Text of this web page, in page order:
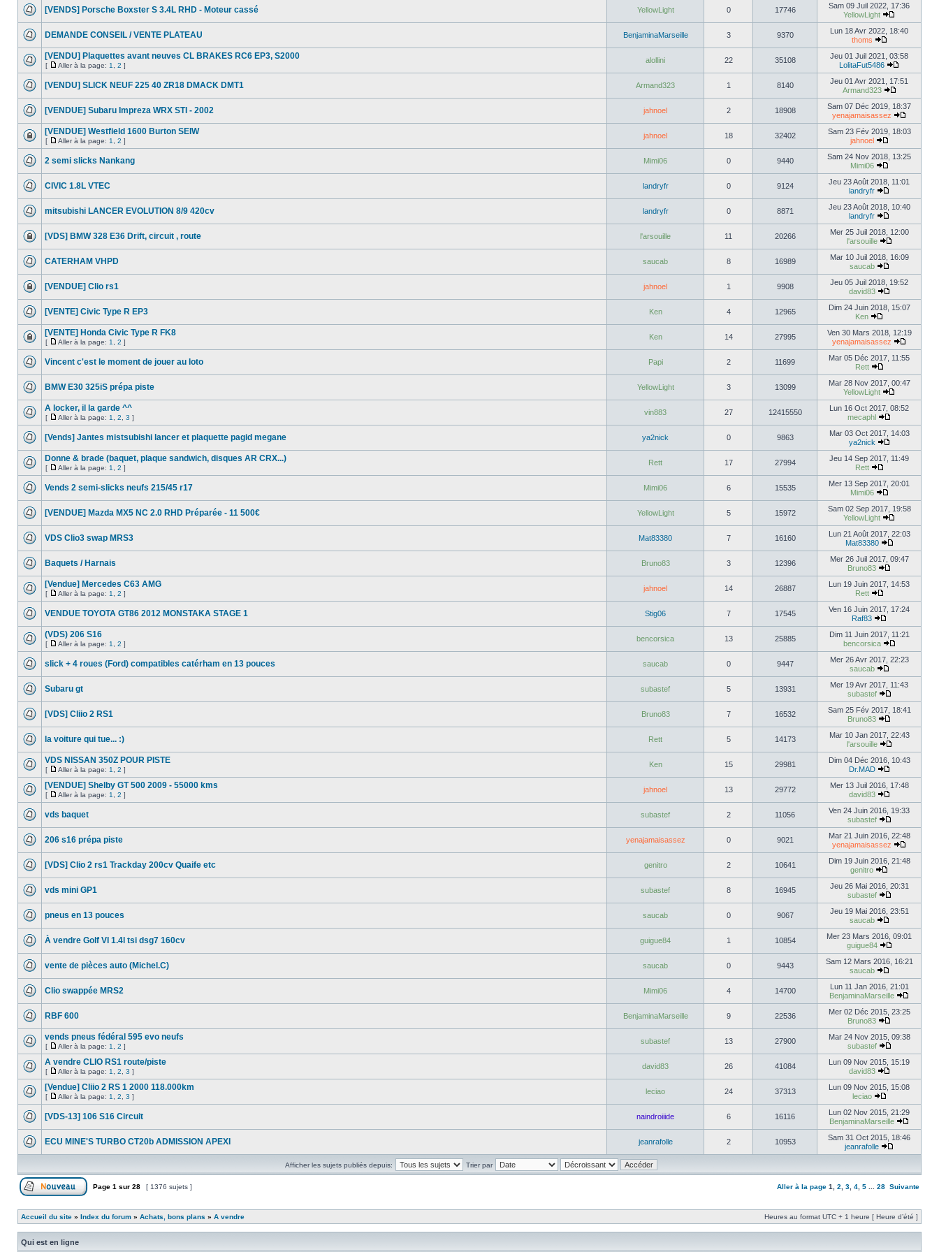
[VENDS] Porsche Boxster S 3.4L RHD - Moteur cassé YellowLight 0 17746
Sam 09 Juil 2022, 17:36
YellowLight
DEMANDE CONSEIL / VENTE PLATEAU BenjaminaMarseille 3 9370
Lun 18 Avr 2022, 18:40
thoms
[VENDU] Plaquettes avant neuves CL BRAKES RC6 EP3, S2000
[ Aller à la page: 1 2 ]
alollini 22 35108
Jeu 01 Juil 2021, 03:58
LolitaFut5486
[VENDU] SLICK NEUF 225 40 ZR18 DMACK DMT1 Armand323 1 8140
Jeu 01 Avr 2021, 17:51
Armand323
[VENDUE] Subaru Impreza WRX STI - 2002 jahnoel 2 18908
Sam 07 Déc 2019, 18:37
yenajamaisassez
[VENDUE] Westfield 1600 Burton SEIW
[ Aller à la page: 1 2 ]
jahnoel 18 32402
Sam 23 Fév 2019, 18:03
jahnoel
2 semi slicks Nankang Mimi06 0 9440
Sam 24 Nov 2018, 13:25
Mimi06
CIVIC 1.8L VTEC landryfr 0 9124
Jeu 23 Août 2018, 11:01
landryfr
mitsubishi LANCER EVOLUTION 8/9 420cv landryfr 0 8871
Jeu 23 Août 2018, 10:40
landryfr
[VDS] BMW 328 E36 Drift, circuit , route l'arsouille 11 20266
Mer 25 Juil 2018, 12:00
l'arsouille
CATERHAM VHPD saucab 8 16989
Mar 10 Juil 2018, 16:09
saucab
[VENDUE] Clio rs1 jahnoel 1 9908
Jeu 05 Juil 2018, 19:52
david83
[VENTE] Civic Type R EP3 Ken 4 12965
Dim 24 Juin 2018, 15:07
Ken
[VENTE] Honda Civic Type R FK8
[ Aller à la page: 1 2 ]
Ken 14 27995
Ven 30 Mars 2018, 12:19
yenajamaisassez
Vincent c'est le moment de jouer au loto Papi 2 11699
Mar 05 Déc 2017, 11:55
Rett
BMW E30 325iS prépa piste YellowLight 3 13099
Mar 28 Nov 2017, 00:47
YellowLight
A locker, il la garde ^^
[ Aller à la page: 1 2 3 ]
vin883 27 12415550
Lun 16 Oct 2017, 08:52
mecaphl
[Vends] Jantes mistsubishi lancer et plaquette pagid megane ya2nick 0 9863
Mar 03 Oct 2017, 14:03
ya2nick
Donne & brade (baquet, plaque sandwich, disques AR CRX...)
[ Aller à la page: 1 2 ]
Rett 17 27994
Jeu 14 Sep 2017, 11:49
Rett
Vends 2 semi-slicks neufs 215/45 r17 Mimi06 6 15535
Mer 13 Sep 2017, 20:01
Mimi06
[VENDUE] Mazda MX5 NC 2.0 RHD Préparée - 11 500€ YellowLight 5 15972
Sam 02 Sep 2017, 19:58
YellowLight
VDS Clio3 swap MRS3 Mat83380 7 16160
Lun 21 Août 2017, 22:03
Mat83380
Baquets / Harnais Bruno83 3 12396
Mer 26 Juil 2017, 09:47
Bruno83
[Vendue] Mercedes C63 AMG
[ Aller à la page: 1 2 ]
jahnoel 14 26887
Lun 19 Juin 2017, 14:53
Rett
VENDUE TOYOTA GT86 2012 MONSTAKA STAGE 1 Stig06 7 17545
Ven 16 Juin 2017, 17:24
Raf83
(VDS) 206 S16
[ Aller à la page: 1 2 ]
bencorsica 13 25885
Dim 11 Juin 2017, 11:21
bencorsica
slick + 4 roues (Ford) compatibles catérham en 13 pouces saucab 0 9447
Mer 26 Avr 2017, 22:23
saucab
Subaru gt subastef 5 13931
Mer 19 Avr 2017, 11:43
subastef
[VDS] Cliio 2 RS1 Bruno83 7 16532
Sam 25 Fév 2017, 18:41
Bruno83
la voiture qui tue... :) Rett 5 14173
Mar 10 Jan 2017, 22:43
l'arsouille
VDS NISSAN 350Z POUR PISTE
[ Aller à la page: 1 2 ]
Ken 15 29981
Dim 04 Déc 2016, 10:43
Dr.MAD
[VENDUE] Shelby GT 500 2009 - 55000 kms
[ Aller à la page: 1 2 ]
jahnoel 13 29772
Mer 13 Juil 2016, 17:48
david83
vds baquet subastef 2 11056
Ven 24 Juin 2016, 19:33
subastef
206 s16 prépa piste yenajamaisassez 0 9021
Mar 21 Juin 2016, 22:48
yenajamaisassez
[VDS] Clio 2 rs1 Trackday 200cv Quaife etc genitro 2 10641
Dim 19 Juin 2016, 21:48
genitro
vds mini GP1 subastef 8 16945
Jeu 26 Mai 2016, 20:31
subastef
pneus en 13 pouces saucab 0 9067
Jeu 19 Mai 2016, 23:51
saucab
À vendre Golf VI 1.4l tsi dsg7 160cv guigue84 1 10854
Mer 23 Mars 2016, 09:01
guigue84
vente de pièces auto (Michel.C) saucab 0 9443
Sam 12 Mars 2016, 16:21
saucab
Clio swappée MRS2 Mimi06 4 14700
Lun 11 Jan 2016, 21:01
BenjaminaMarseille
RBF 600 BenjaminaMarseille 9 22536
Mer 02 Déc 2015, 23:25
Bruno83
vends pneus fédéral 595 evo neufs
[ Aller à la page: 1 2 ]
subastef 13 27900
Mar 24 Nov 2015, 09:38
subastef
A vendre CLIO RS1 route/piste
[ Aller à la page: 1 2 3 ]
david83 26 41084
Lun 09 Nov 2015, 15:19
david83
[Vendue] Cliio 2 RS 1 2000 118.000km
[ Aller à la page: 1 2 3 ]
leciao 24 37313
Lun 09 Nov 2015, 15:08
leciao
[VDS-13] 106 S16 Circuit naindroiiide 6 16116
Lun 02 Nov 2015, 21:29
BenjaminaMarseille
ECU MINE'S TURBO CT20b ADMISSION APEXI jeanrafolle 2 10953
Sam 31 Oct 2015, 18:46
jeanrafolle
Afficher les sujets publiés depuis: Trier par
Page 1 sur 28 [ 1376 sujets ] Aller à la page 1 2 3 4 5 28 Suivante
Accueil du site » Index du forum » Achats, bons plans » A vendre Heures au format UTC + 1 heure [ Heure d’été ]
Qui est en ligne